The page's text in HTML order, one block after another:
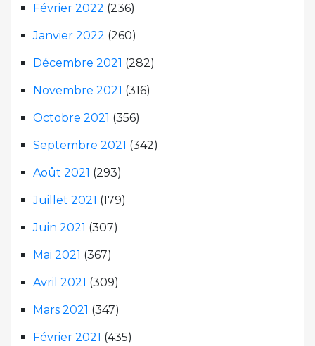
Février 2022 (236)
Janvier 2022 (260)
Décembre 2021 (282)
Novembre 2021 (316)
Octobre 2021 (356)
Septembre 2021 (342)
Août 2021 (293)
Juillet 2021 (179)
Juin 2021 (307)
Mai 2021 (367)
Avril 2021 (309)
Mars 2021 (347)
Février 2021 (435)